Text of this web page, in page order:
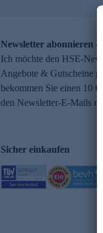
Newsletter abonnieren –
Ich möchte den HSE-
Angebote & Gutscheine
bekommen Sie einen 10
den Newsletter-E-Mails
Sicher einkaufen